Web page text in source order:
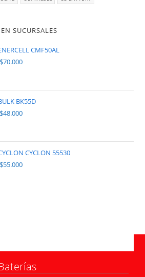
SUCURSALES
CMF50AL
$70.000
BK55D
$48.000
CYCLON 55530
$55.000